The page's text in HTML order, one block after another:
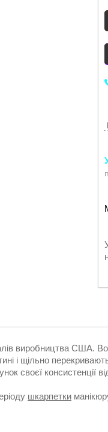
виробництва США.
і щільно перекривають
своєї консистенції
шкарпетки